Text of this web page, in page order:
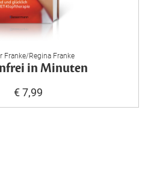
Franke/Regina Franke
in Minuten
€ 7,99